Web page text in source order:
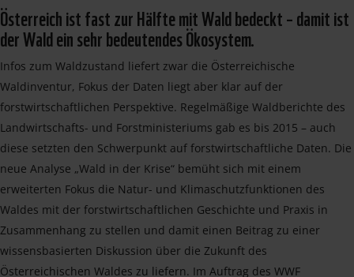
Österreich ist fast zur Hälfte mit Wald bedeckt – damit ist
der Wald ein sehr bedeutendes Ökosystem.
Infos zum Waldzustand liefert zwar die Österreichische
Waldinventur, Fokus der Daten liegt aber klar auf der
forstwirtschaftlichen Perspektive. Regelmäßige Waldberichte des
Landwirtschafts- und Forstministeriums gab es bis 2015 – auch
diese setzten den Schwerpunkt auf forstwirtschaftliche Daten. Die
neue Analyse „Wald in der Krise“ bemüht sich mit einem
erweiterten Fokus die Natur- und Klimaschutzfunktionen des
Waldes mit der forstwirtschaftlichen Geschichte und Praxis in
Zusammenhang zu stellen und damit einen Beitrag zu einer
wissensbasierten Diskussion über die Zukunft des
Österreichischen Waldes zu liefern. Im Auftrag des WWF